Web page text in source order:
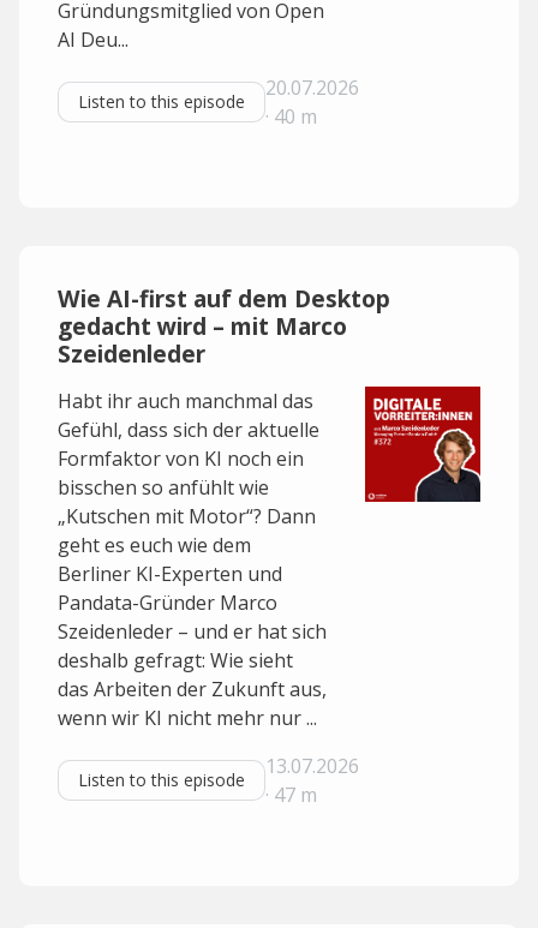
Gründungsmitglied von Open
AI Deu...
Listen to this episode
20.07.2026
· 40 m
Wie AI-first auf dem Desktop
gedacht wird – mit Marco
Szeidenleder
Habt ihr auch manchmal das
Gefühl, dass sich der aktuelle
Formfaktor von KI noch ein
bisschen so anfühlt wie
„Kutschen mit Motor“? Dann
geht es euch wie dem
Berliner KI-Experten und
Pandata-Gründer Marco
Szeidenleder – und er hat sich
deshalb gefragt: Wie sieht
das Arbeiten der Zukunft aus,
wenn wir KI nicht mehr nur ...
Listen to this episode
13.07.2026
· 47 m